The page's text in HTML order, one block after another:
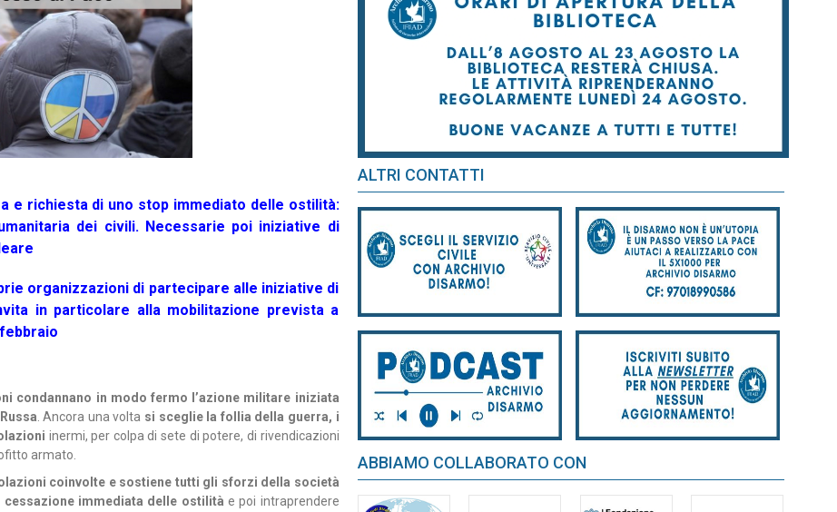
e richiesta di uno stop immediato delle ostilità:
dei civili. Necessarie poi iniziative di
organizzazioni di partecipare alle iniziative di
in particolare alla mobilitazione prevista a
condannano in modo fermo l’azione militare iniziata
. Ancora una volta si sceglie la follia della guerra, i
inermi, per colpa di sete di potere, di rivendicazioni
armato.
coinvolte e sostiene tutti gli sforzi della società
cessazione immediata delle ostilità e poi intraprendere
ALTRI CONTATTI
ABBIAMO COLLABORATO CON